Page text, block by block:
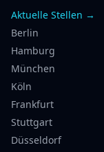
Aktuelle Stellen →
Berlin
Hamburg
München
Köln
Frankfurt
Stuttgart
Düsseldorf